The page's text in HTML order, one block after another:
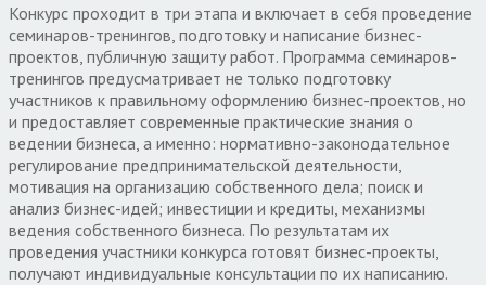
Конкурс проходит в три этапа и включает в себя проведение
семинаров-тренингов, подготовку и написание бизнес-
проектов, публичную защиту работ. Программа семинаров-
тренингов предусматривает не только подготовку
участников к правильному оформлению бизнес-проектов, но
и предоставляет современные практические знания о
ведении бизнеса, а именно: нормативно-законодательное
регулирование предпринимательской деятельности,
мотивация на организацию собственного дела; поиск и
анализ бизнес-идей; инвестиции и кредиты, механизмы
ведения собственного бизнеса. По результатам их
проведения участники конкурса готовят бизнес-проекты,
получают индивидуальные консультации по их написанию.